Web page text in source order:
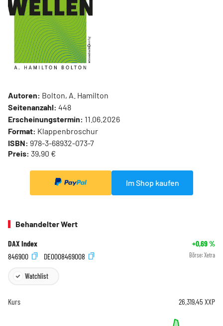
Autoren: Bolton, A. Hamilton
Seitenanzahl: 448
Erscheinungstermin: 11.06.2026
Format: Klappenbroschur
ISBN: 978-3-68932-073-7
Preis: 39,90 €
Im Shop kaufen
Behandelter Wert
DAX Index +0,69%
846900
DE0008469008 Börse: Xetra
Watchlist
Kurs 26.319,45 XXP